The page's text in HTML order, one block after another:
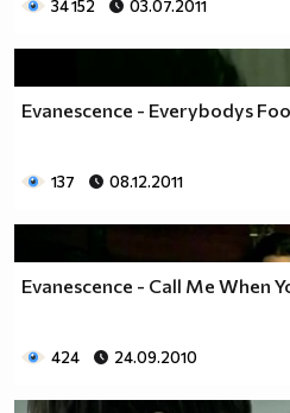
34 152 03.07.2011
Evanescence - Everybodys
137 08.12.2011
Evanescence - Call Me When
424 24.09.2010